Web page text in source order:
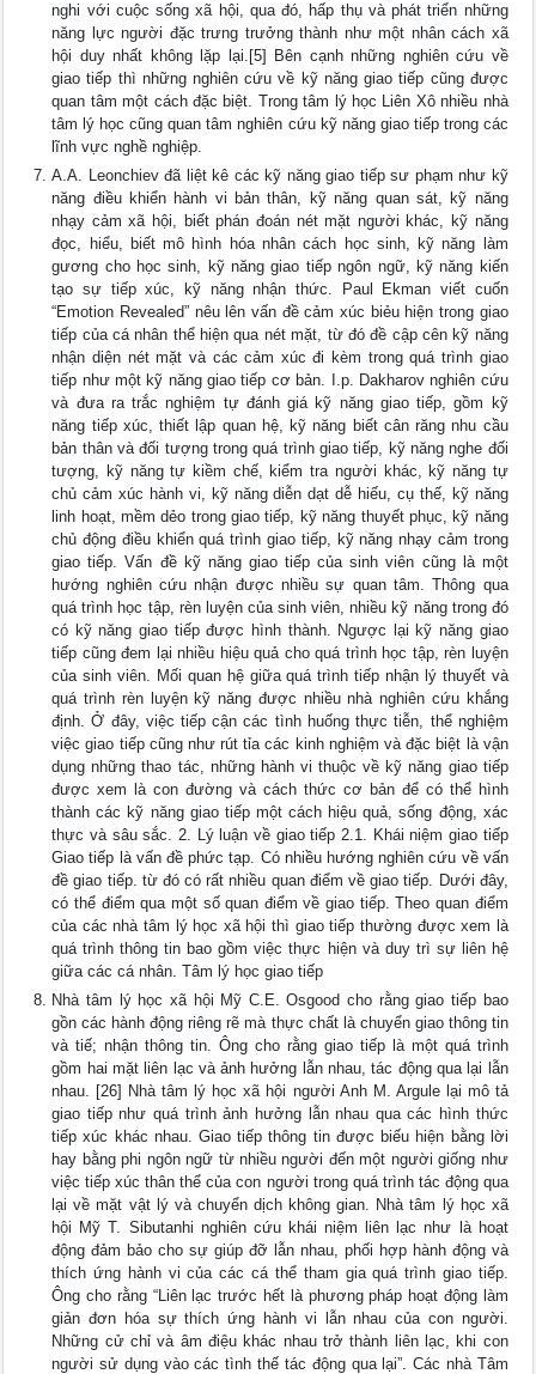
nghi với cuộc sống xã hội, qua đó, hấp thụ và phát triển những
năng lực người đặc trưng trưởng thành như một nhân cách xã
hội duy nhất không lặp lại.[5] Bên cạnh những nghiên cứu về
giao tiếp thì những nghiên cứu về kỹ năng giao tiếp cũng được
quan tâm một cách đặc biệt. Trong tâm lý học Liên Xô nhiều nhà
tâm lý học cũng quan tâm nghiên cứu kỹ năng giao tiếp trong các
lĩnh vực nghề nghiệp.
A.A. Leonchiev đã liệt kê các kỹ năng giao tiếp sư phạm như kỹ
năng điều khiển hành vi bản thân, kỹ năng quan sát, kỹ năng
nhạy cảm xã hội, biết phán đoán nét mặt người khác, kỹ năng
đọc, hiểu, biết mô hình hóa nhân cách học sinh, kỹ năng làm
gương cho học sinh, kỹ năng giao tiếp ngôn ngữ, kỹ năng kiến
tạo sự tiếp xúc, kỹ năng nhận thức. Paul Ekman viết cuốn
“Emotion Revealed” nêu lên vấn đề cảm xúc biẻu hiện trong giao
tiếp của cá nhân thể hiện qua nét mặt, từ đó đề cập cên kỹ năng
nhận diện nét mặt và các cảm xúc đi kèm trong quá trình giao
tiếp như một kỹ năng giao tiếp cơ bản. I.p. Dakharov nghiên cứu
và đưa ra trắc nghiệm tự đánh giá kỹ năng giao tiếp, gồm kỹ
năng tiếp xúc, thiết lập quan hệ, kỹ năng biết cân răng nhu cầu
bản thân và đối tượng trong quá trình giao tiếp, kỹ năng nghe đối
tượng, kỹ năng tự kiềm chế, kiểm tra người khác, kỹ năng tự
chủ cảm xúc hành vi, kỹ năng diễn dạt dễ hiếu, cụ thế, kỹ năng
linh hoạt, mềm dẻo trong giao tiếp, kỹ năng thuyết phục, kỹ năng
chủ động điều khiển quá trình giao tiếp, kỹ năng nhạy cảm trong
giao tiếp. Vấn đề kỹ năng giao tiếp của sinh viên cũng là một
hướng nghiên cứu nhận được nhiều sự quan tâm. Thông qua
quá trình học tập, rèn luyện của sinh viên, nhiều kỹ năng trong đó
có kỹ năng giao tiếp được hình thành. Ngược lại kỹ năng giao
tiếp cũng đem lại nhiều hiệu quả cho quá trình học tập, rèn luyện
của sinh viên. Mối quan hệ giữa quá trình tiếp nhận lý thuyết và
quá trình rèn luyện kỹ năng được nhiều nhà nghiên cứu khắng
định. Ở đây, việc tiếp cận các tình huống thực tiễn, thể nghiệm
việc giao tiếp cũng như rút tỉa các kinh nghiệm và đặc biệt là vận
dụng những thao tác, những hành vi thuộc về kỹ năng giao tiếp
được xem là con đường và cách thức cơ bản để có thể hình
thành các kỹ năng giao tiếp một cách hiệu quả, sống động, xác
thực và sâu sắc. 2. Lý luận về giao tiếp 2.1. Khái niệm giao tiếp
Giao tiếp là vấn đề phức tạp. Có nhiều hướng nghiên cứu về vấn
đề giao tiếp. từ đó có rất nhiều quan điểm về giao tiếp. Dưới đây,
có thể điểm qua một số quan điểm về giao tiếp. Theo quan điểm
của các nhà tâm lý học xã hội thì giao tiếp thường được xem là
quá trình thông tin bao gồm việc thực hiện và duy trì sự liên hệ
giữa các cá nhân. Tâm lý học giao tiếp
Nhà tâm lý học xã hội Mỹ C.E. Osgood cho rằng giao tiếp bao
gồn các hành động riêng rẽ mà thực chất là chuyển giao thông tin
và tiế; nhận thông tin. Ông cho rằng giao tiếp là một quá trình
gồm hai mặt liên lạc và ảnh hưởng lẫn nhau, tác động qua lại lẫn
nhau. [26] Nhà tâm lý học xã hội người Anh M. Argule lại mô tả
giao tiếp như quá trình ảnh hưởng lẫn nhau qua các hình thức
tiếp xúc khác nhau. Giao tiếp thông tin được biếu hiện bằng lời
hay bằng phi ngôn ngữ từ nhiều người đến một người giống như
việc tiếp xúc thân thể của con người trong quá trình tác động qua
lại về mặt vật lý và chuyển dịch không gian. Nhà tâm lý học xã
hội Mỹ T. Sibutanhi nghiên cứu khái niệm liên lạc như là hoạt
động đảm bảo cho sự giúp đỡ lẫn nhau, phối hợp hành động và
thích ứng hành vi của các cá thể tham gia quá trình giao tiếp.
Ông cho rằng “Liên lạc trước hết là phương pháp hoạt động làm
giản đơn hóa sự thích ứng hành vi lẫn nhau của con người.
Những cử chỉ và âm điệu khác nhau trở thành liên lạc, khi con
người sử dụng vào các tình thế tác động qua lại”. Các nhà Tâm